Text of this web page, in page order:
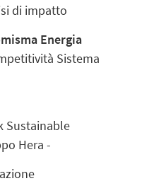
di impatto
Energia
Sistema
Sustainable
Hera -